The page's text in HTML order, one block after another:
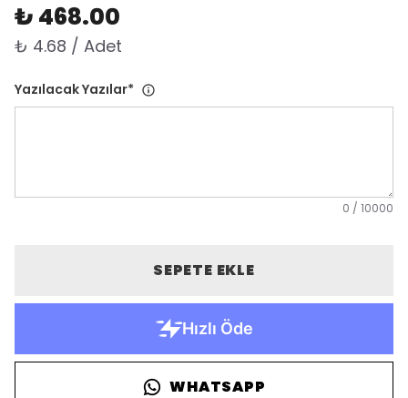
₺ 468.00
₺ 4.68 / Adet
Yazılacak Yazılar*
0 / 10000
SEPETE EKLE
WHATSAPP